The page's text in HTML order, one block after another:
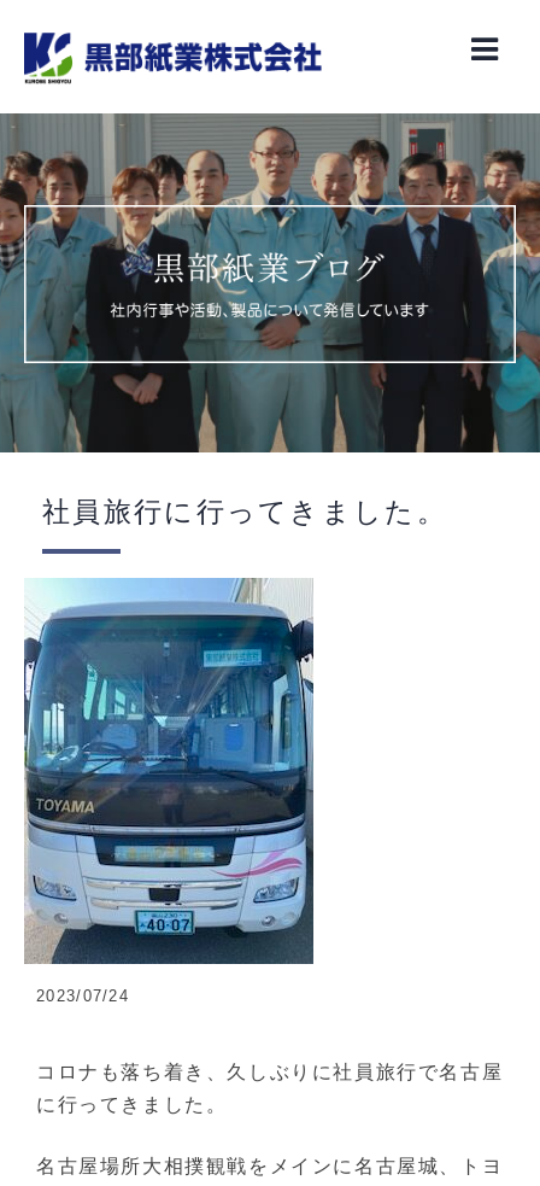
content
社員旅行に行ってきました。
2023/07/24
コロナも落ち着き、久しぶりに社員旅行で名古屋
に行ってきました。
名古屋場所大相撲観戦をメインに名古屋城、トヨ